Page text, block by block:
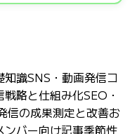
知識SNS・動画発信コ
戦略と仕組み化SEO・
信の成果測定と改善お
ンバー向け記事季節性